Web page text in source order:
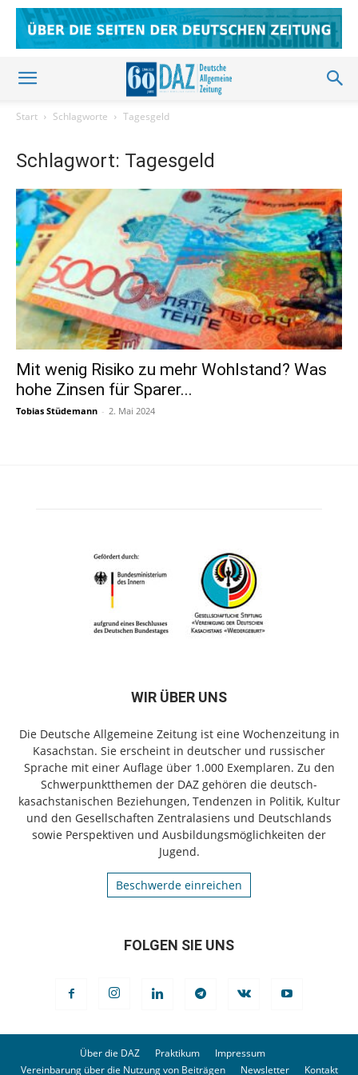
Start Schlagworte Tagesgeld
Schlagwort: Tagesgeld
Mit wenig Risiko zu mehr Wohlstand? Was
hohe Zinsen für Sparer...
Tobias Stüdemann - 2. Mai 2024
WIR ÜBER UNS
Die Deutsche Allgemeine Zeitung ist eine Wochenzeitung in
Kasachstan. Sie erscheint in deutscher und russischer
Sprache mit einer Auflage über 1.000 Exemplaren. Zu den
Schwerpunktthemen der DAZ gehören die deutsch-
kasachstanischen Beziehungen, Tendenzen in Politik, Kultur
und den Gesellschaften Zentralasiens und Deutschlands
sowie Perspektiven und Ausbildungsmöglichkeiten der
Jugend.
Beschwerde einreichen
FOLGEN SIE UNS
Über die DAZ Praktikum
Impressum
Vereinbarung über die Nutzung von Beiträgen
Newsletter Kontakt